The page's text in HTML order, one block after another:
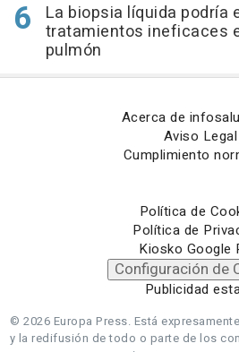
La biopsia líquida podría
tratamientos ineficaces
pulmón
Acerca de
Aviso Legal
Cumplimiento
Política de
Política de
Kiosko Google
Configuración de
Publicidad
© 2026 Europa Press. Está
y la redifusión de todo o parte de los